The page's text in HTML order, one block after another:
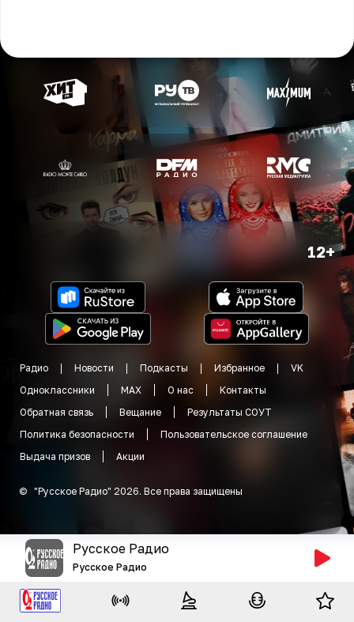
12+
Радио Новости Подкасты Избранное
VK
Одноклассники
MAX О нас
Контакты
Обратная связь
Вещание
Результаты СОУТ
Политика безопасности
Пользовательское соглашение
Выдача призов
Акции
© "Русское Радио" 2026. Все права защищены
Русское Радио
Русское Радио